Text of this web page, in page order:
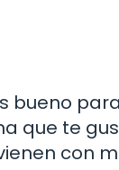
bueno
que te
con